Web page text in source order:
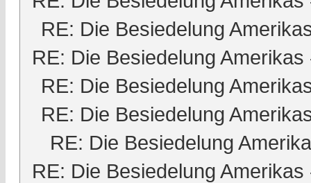
RE: Die Besiedelung
RE: Die Besiedelung Amerikas
RE: Die Besiedelung
RE: Die Besiedelung
RE: Die Besiedelung
RE: Die Besiedelung Amerikas